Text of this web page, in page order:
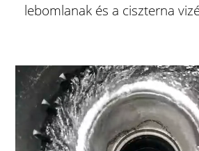
lebomlanak és a ciszterna